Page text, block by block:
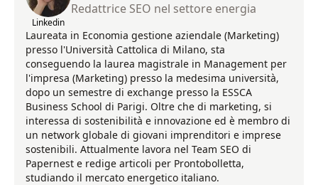
Linkedin
Redattrice SEO nel settore energia
Laureata in Economia gestione aziendale (Marketing)
presso l'Università Cattolica di Milano, sta
conseguendo la laurea magistrale in Management per
l'impresa (Marketing) presso la medesima università,
dopo un semestre di exchange presso la ESSCA
Business School di Parigi. Oltre che di marketing, si
interessa di sostenibilità e innovazione ed è membro di
un network globale di giovani imprenditori e imprese
sostenibili. Attualmente lavora nel Team SEO di
Papernest e redige articoli per Prontobolletta,
studiando il mercato energetico italiano.